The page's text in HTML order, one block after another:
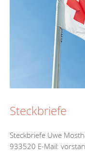
Steckbriefe
Steckbriefe Uwe
933520 E-Mail: